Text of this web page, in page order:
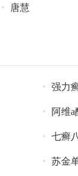
唐慧
强力
阿维
七癣
苏金